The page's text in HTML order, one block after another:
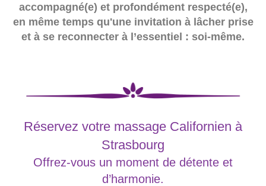
accompagné(e) et profondément respecté(e),
en même temps qu'une invitation à lâcher prise
et à se reconnecter à l’essentiel : soi-même.
Réservez votre massage Californien à
Strasbourg
Offrez-vous un moment de détente et
d’harmonie.